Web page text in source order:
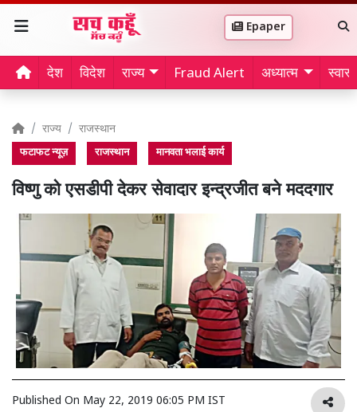
Epaper
देश विदेश राज्य Fraud Alert अध्यात्म
राज्य राजस्थान
फटाफट न्यूज़ राजस्थान मानवता भलाई कार्य
विष्णु को एसडीपी देकर सेवादार इन्द्रजीत बने मददगार
Published On May 22, 2019 06:05 PM IST